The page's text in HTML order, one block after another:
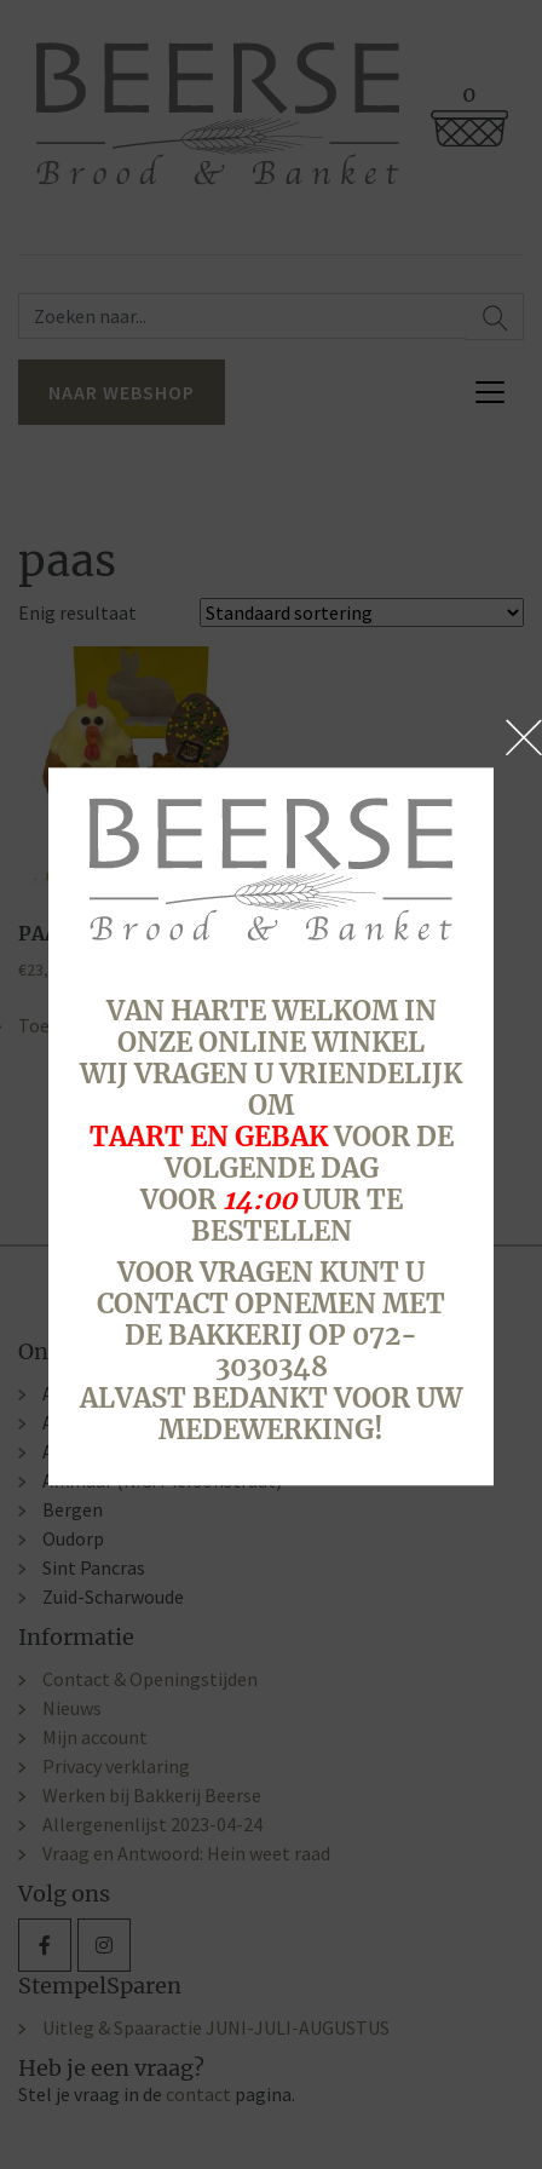
0
NAAR WEBSHOP
paas
Enig resultaat
PAASTAS
€23,50
Toevoegen aan winkelwagen
Onze winkels
Alkmaar (Berenkoog)
Alkmaar (Stationsweg)
Alkmaar (Laat )
Alkmaar (N.G. Piersonstraat)
Bergen
Oudorp
Sint Pancras
Zuid-Scharwoude
Informatie
Contact & Openingstijden
Nieuws
Mijn account
Privacy verklaring
Werken bij Bakkerij Beerse
Allergenenlijst 2023-04-24
Vraag en Antwoord: Hein weet raad
Volg ons
StempelSparen
Uitleg & Spaaractie JUNI-JULI-AUGUSTUS
Heb je een vraag?
Stel je vraag in de contact pagina.
VAN HARTE WELKOM IN
ONZE ONLINE WINKEL
WIJ VRAGEN U VRIENDELIJK
OM
TAART EN GEBAKVOOR DE
VOLGENDE DAG
VOOR 14:00UUR TE
BESTELLEN
VOOR VRAGEN KUNT U
CONTACT OPNEMEN MET
DE BAKKERIJ OP 072-
3030348
ALVAST BEDANKT VOOR UW
MEDEWERKING!